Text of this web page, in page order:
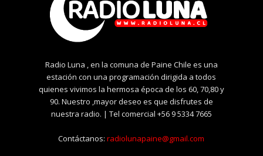
Radio Luna , en la comuna de Paine Chile es una
estación con una programación dirigida a todos
quienes vivimos la hermosa época de los 60, 70,80 y
90. Nuestro ,mayor deseo es que disfrutes de
nuestra radio. | Tel comercial +56 9 5334 7665
Contáctanos:radiolunapaine@gmail.com